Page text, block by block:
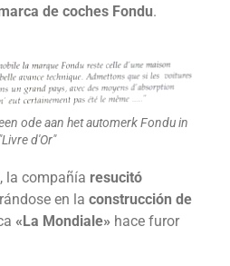
de coches Fondu.
ode aan het automerk Fondu in
"Livre d'Or"
la compañía resucitó
en la construcción de
«La Mondiale» hace furor